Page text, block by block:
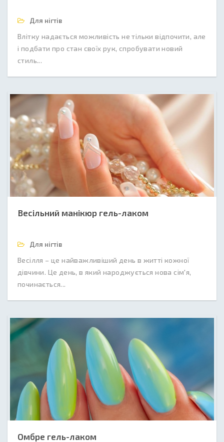
Для нігтів
Влітку надається можливість не тільки відпочити, але
і подбати про стан своїх рук, спробувати новий
стиль...
Весільний манікюр гель-лаком
Для нігтів
Весілля – це найважливіший день в житті кожної
дівчини. Це день, в який народжується нова сім'я,
починається...
Омбре гель-лаком